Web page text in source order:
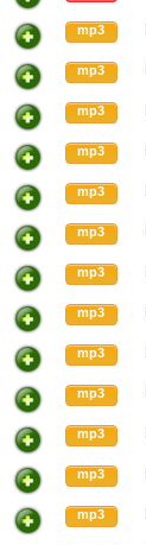
mp3
mp3
mp3
mp3
mp3
mp3
mp3
mp3
mp3
mp3
mp3
mp3
mp3